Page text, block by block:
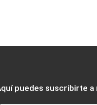
puedes suscribirte a